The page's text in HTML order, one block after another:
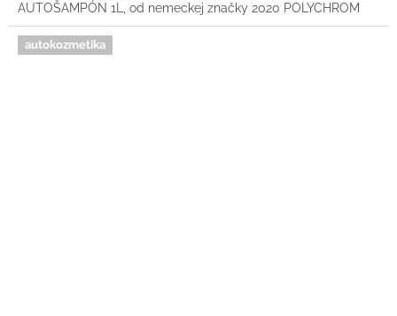
AUTOŠAMPÓN 1L, od nemeckej značky 2020 POLYCHROM
autokozmetika